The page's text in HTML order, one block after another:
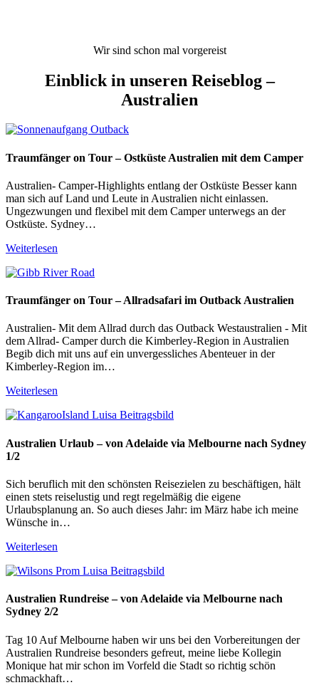
Wir sind schon mal vorgereist
Einblick in unseren Reiseblog –
Australien
Traumfänger on Tour – Ostküste Australien mit dem Camper
Australien- Camper-Highlights entlang der Ostküste Besser kann
man sich auf Land und Leute in Australien nicht einlassen.
Ungezwungen und flexibel mit dem Camper unterwegs an der
Ostküste. Sydney…
Weiterlesen
Traumfänger on Tour – Allradsafari im Outback Australien
Australien- Mit dem Allrad durch das Outback Westaustralien - Mit
dem Allrad- Camper durch die Kimberley-Region in Australien
Begib dich mit uns auf ein unvergessliches Abenteuer in der
Kimberley-Region im…
Weiterlesen
Australien Urlaub – von Adelaide via Melbourne nach Sydney
1/2
Sich beruflich mit den schönsten Reisezielen zu beschäftigen, hält
einen stets reiselustig und regt regelmäßig die eigene
Urlaubsplanung an. So auch dieses Jahr: im März habe ich meine
Wünsche in…
Weiterlesen
Australien Rundreise – von Adelaide via Melbourne nach
Sydney 2/2
Tag 10 Auf Melbourne haben wir uns bei den Vorbereitungen der
Australien Rundreise besonders gefreut, meine liebe Kollegin
Monique hat mir schon im Vorfeld die Stadt so richtig schön
schmackhaft…